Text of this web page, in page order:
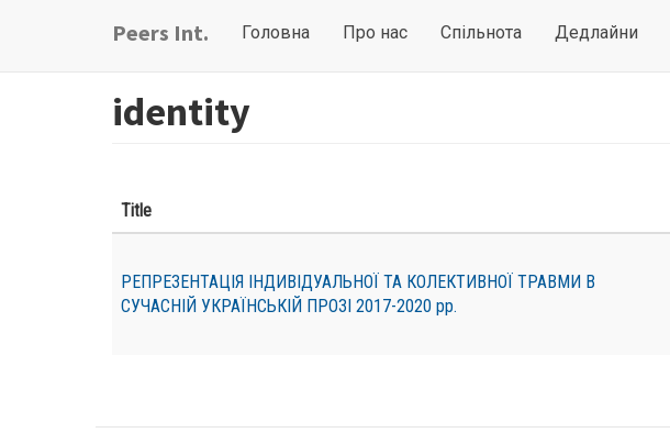
Peers Int.
Main
Головна Про нас Спільнота Дедлайни
User
menu
identity
Title
РЕПРЕЗЕНТАЦІЯ ІНДИВІДУАЛЬНОЇ ТА КОЛЕКТИВНОЇ ТРАВМИ В
СУЧАСНІЙ УКРАЇНСЬКІЙ ПРОЗІ 2017-2020 рр.